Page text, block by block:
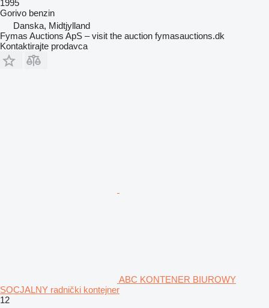
1995
Gorivo benzin
Danska, Midtjylland
Fymas Auctions ApS – visit the auction fymasauctions.dk
Kontaktirajte prodavca
ABC KONTENER BIUROWY
SOCJALNY radnički kontejner
12